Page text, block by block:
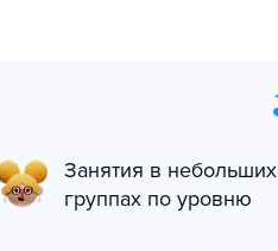
Занятия в небольших
группах по уровню